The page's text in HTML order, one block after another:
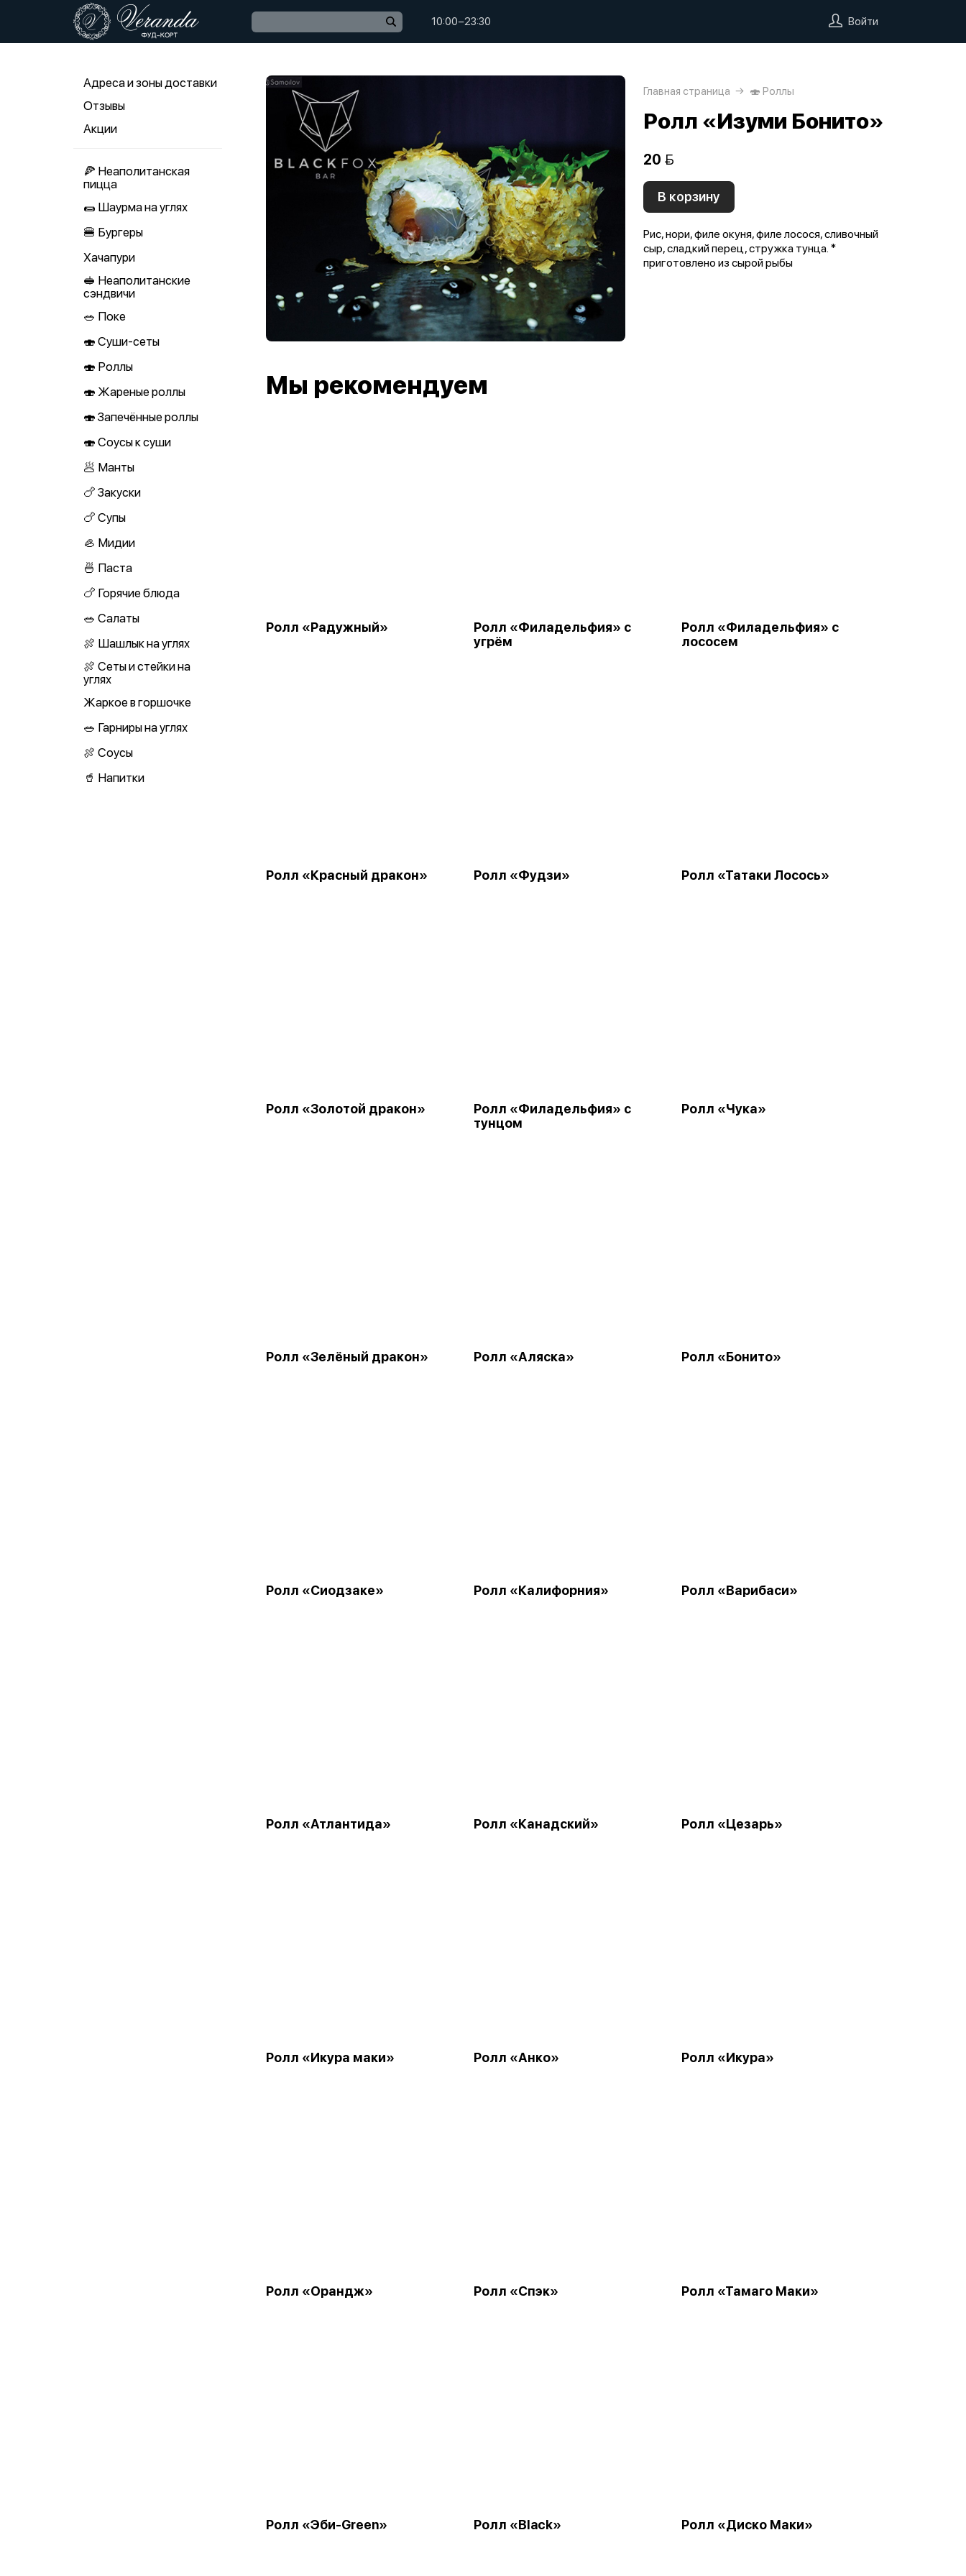
10:00−23:30 Войти
Адреса и зоны доставки
Отзывы
Акции
🍕 Неаполитанская
пицца
🌯 Шаурма на углях
🍔 Бургеры
Хачапури
🥪 Неаполитанские
сэндвичи
🥗 Поке
🍣 Суши-сеты
🍣 Роллы
🍣 Жареные роллы
🍣 Запечённые роллы
🍣 Соусы к суши
🥟 Манты
🍗 Закуски
🍗 Супы
🦪 Мидии
🍜 Паста
🍗 Горячие блюда
🥗 Салаты
🍖 Шашлык на углях
🍖 Сеты и стейки на
углях
Жаркое в горшочке
🥗 Гарниры на углях
🍖 Соусы
🥤 Напитки
Главная страница 🍣 Роллы
Ролл «Изуми Бонито»
20 
В корзину
Рис, нори, филе окуня, филе лосося, сливочный
сыр, сладкий перец, стружка тунца. *
приготовлено из сырой рыбы
Мы рекомендуем
Ролл «Радужный»
Ролл «Филадельфия» с
угрём
Ролл «Филадельфия» с
лососем
Ролл «Красный дракон» Ролл «Фудзи» Ролл «Татаки Лосось»
Ролл «Золотой дракон»
Ролл «Филадельфия» с
тунцом
Ролл «Чука»
Ролл «Зелёный дракон» Ролл «Аляска» Ролл «Бонито»
Ролл «Сиодзаке» Ролл «Калифорния» Ролл «Варибаси»
Ролл «Атлантида» Ролл «Канадский» Ролл «Цезарь»
Ролл «Икура маки» Ролл «Анко» Ролл «Икура»
Ролл «Орандж» Ролл «Спэк» Ролл «Тамаго Маки»
Ролл «Эби-Green» Ролл «Black» Ролл «Диско Маки»